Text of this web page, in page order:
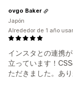
インスタとの連携
立っています！
ただきました。あ
ovgo Baker
Japón
Alrededor de 1 año